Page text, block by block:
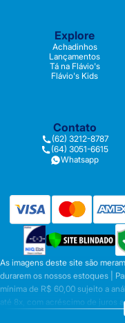
Explore
Achadinhos
Lançamentos
Tá na Flávio's
Flávio's Kids
Contato
(62) 3212-8787
(64) 3051-6615
Whatsapp
As imagens deste site são
durarem os nossos estoques |
mínima de R$ 60,00 sujeito a
até 8x, com acréscimo de juros
parcelamentos e condições de